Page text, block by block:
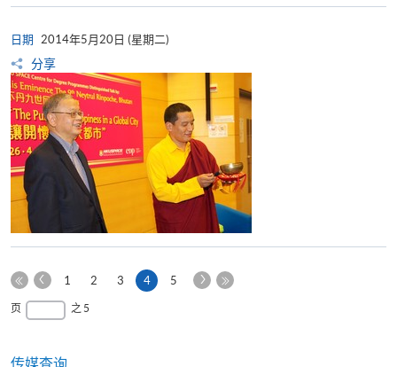
日期 2014年5月20日 (星期二)
分享
第
一
上
1 2 3 4本
5
下
页 之 5
传媒查询